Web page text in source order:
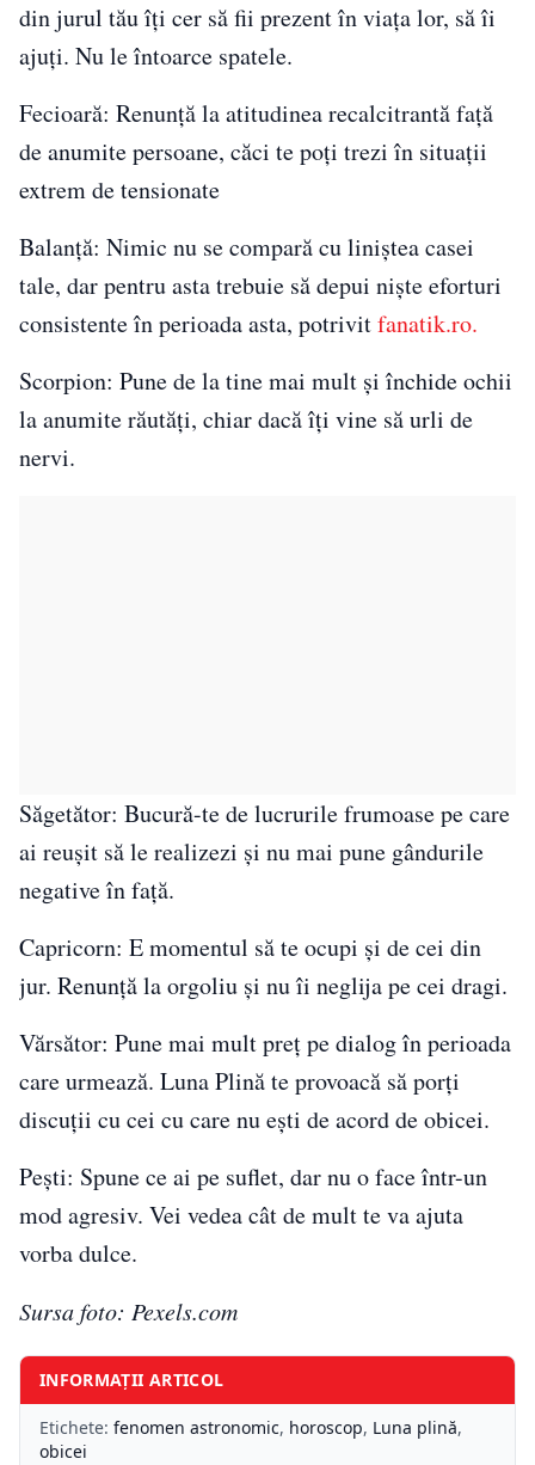
din jurul tău îți cer să fii prezent în viața lor, să îi
ajuți. Nu le întoarce spatele.
Fecioară: Renunță la atitudinea recalcitrantă față
de anumite persoane, căci te poți trezi în situații
extrem de tensionate
Balanță: Nimic nu se compară cu liniștea casei
tale, dar pentru asta trebuie să depui niște eforturi
consistente în perioada asta, potrivitfanatik.ro.
Scorpion: Pune de la tine mai mult și închide ochii
la anumite răutăți, chiar dacă îți vine să urli de
nervi.
Săgetător: Bucură-te de lucrurile frumoase pe care
ai reușit să le realizezi și nu mai pune gândurile
negative în față.
Capricorn: E momentul să te ocupi și de cei din
jur. Renunță la orgoliu și nu îi neglija pe cei dragi.
Vărsător: Pune mai mult preț pe dialog în perioada
care urmează. Luna Plină te provoacă să porți
discuții cu cei cu care nu ești de acord de obicei.
Pești: Spune ce ai pe suflet, dar nu o face într-un
mod agresiv. Vei vedea cât de mult te va ajuta
vorba dulce.
Sursa foto: Pexels.com
INFORMAȚII ARTICOL
Etichete: fenomen astronomic, horoscop, Luna plină,
obicei